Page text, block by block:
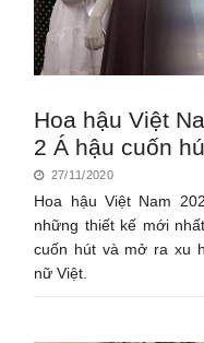
Hoa hậu Việt
2 Á hậu cuốn
27/11/2020
Hoa hậu Việt Nam
những thiết kế mới
cuốn hút và mở ra xu
nữ Việt.